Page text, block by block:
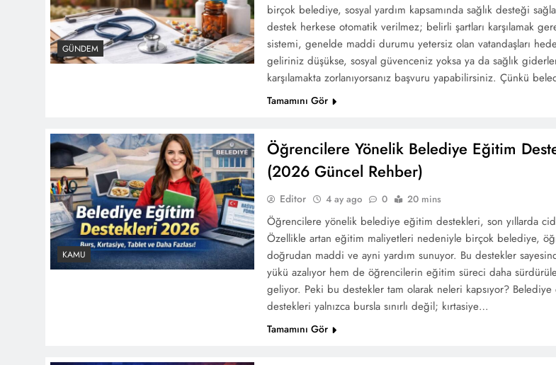
GÜNDEM
birçok belediye, sosyal yardım kapsamında sağlık desteği
destek herkese otomatik verilmez; belirli şartları karşılamak
sistemi, genelde maddi durumu yetersiz olan vatandaşları
geliriniz düşükse, sosyal güvenceniz yoksa ya da sağlık
karşılamakta zorlanıyorsanız başvuru yapabilirsiniz. Çünkü
Tamamını Gör
KAMU
Öğrencilere Yönelik Belediye Eğitim
(2026 Güncel Rehber)
Editor 4 ay ago 0 20 mins
Öğrencilere yönelik belediye eğitim destekleri, son yıllarda
Özellikle artan eğitim maliyetleri nedeniyle birçok belediye,
doğrudan maddi ve ayni yardım sunuyor. Bu destekler
yükü azalıyor hem de öğrencilerin eğitim süreci daha
geliyor. Peki bu destekler tam olarak neleri kapsıyor?
destekleri yalnızca bursla sınırlı değil; kırtasiye…
Tamamını Gör